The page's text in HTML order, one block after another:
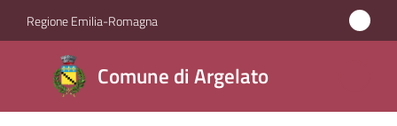
Vai al contenuto
Vai alla navigazione
Vai al footer
Regione Emilia-Romagna
Comune di Argelato
Comune
di
Argelato